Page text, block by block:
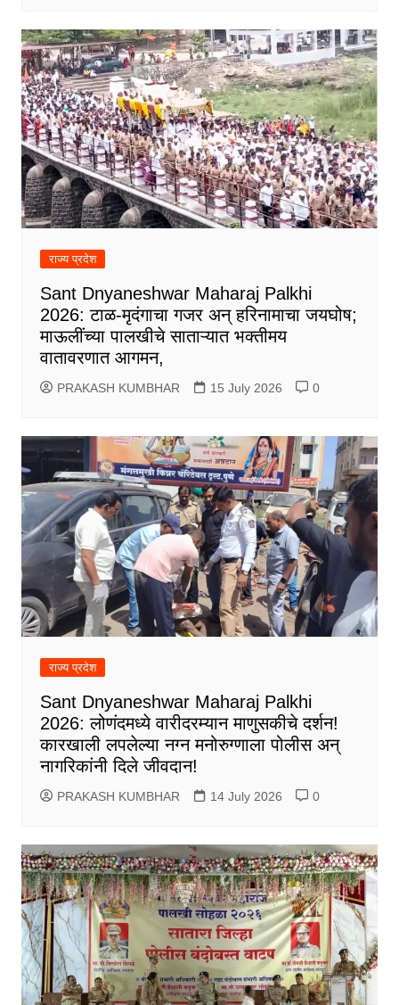
राज्य प्रदेश
Sant Dnyaneshwar Maharaj Palkhi
2026: टाळ-मृदंगाचा गजर अन् हरिनामाचा जयघोष;
माऊलींच्या पालखीचे साताऱ्यात भक्तीमय
वातावरणात आगमन,
PRAKASH KUMBHAR 15 July 2026 0
राज्य प्रदेश
Sant Dnyaneshwar Maharaj Palkhi
2026: लोणंदमध्ये वारीदरम्यान माणुसकीचे दर्शन!
कारखाली लपलेल्या नग्न मनोरुग्णाला पोलीस अन्
नागरिकांनी दिले जीवदान!
PRAKASH KUMBHAR 14 July 2026 0